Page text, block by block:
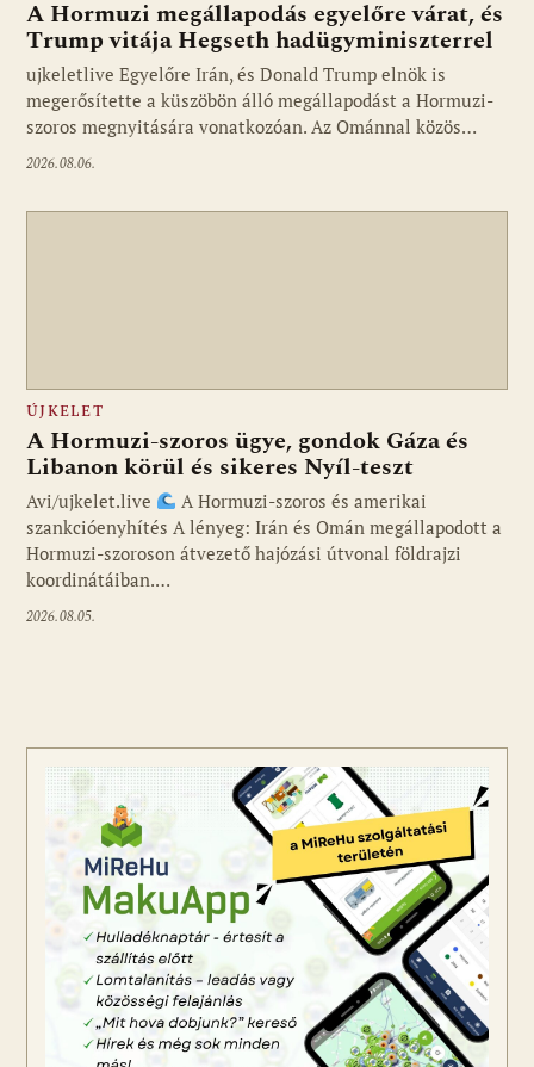
Fotó: ujkelet.live
A Hormuzi megállapodás egyelőre várat, és
Trump vitája Hegseth hadügyminiszterrel
ujkeletlive Egyelőre Irán, és Donald Trump elnök is
megerősítette a küszöbön álló megállapodást a Hormuzi-
szoros megnyitására vonatkozóan. Az Ománnal közös…
2026.08.06.
ÚJKELET
A Hormuzi-szoros ügye, gondok Gáza és
Libanon körül és sikeres Nyíl-teszt
Avi/ujkelet.live
A Hormuzi-szoros és amerikai
szankcióenyhítés A lényeg: Irán és Omán megállapodott a
Hormuzi-szoroson átvezető hajózási útvonal földrajzi
koordinátáiban.…
2026.08.05.